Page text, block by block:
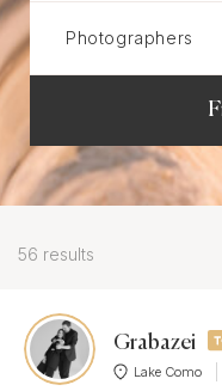
56 results
Grabazei
Lake Como